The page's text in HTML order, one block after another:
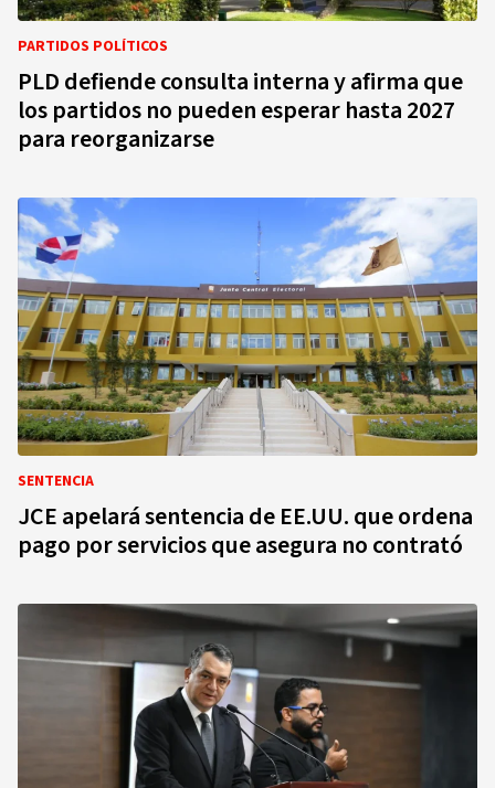
PARTIDOS POLÍTICOS
PLD defiende consulta interna y afirma que
los partidos no pueden esperar hasta 2027
para reorganizarse
SENTENCIA
JCE apelará sentencia de EE.UU. que ordena
pago por servicios que asegura no contrató